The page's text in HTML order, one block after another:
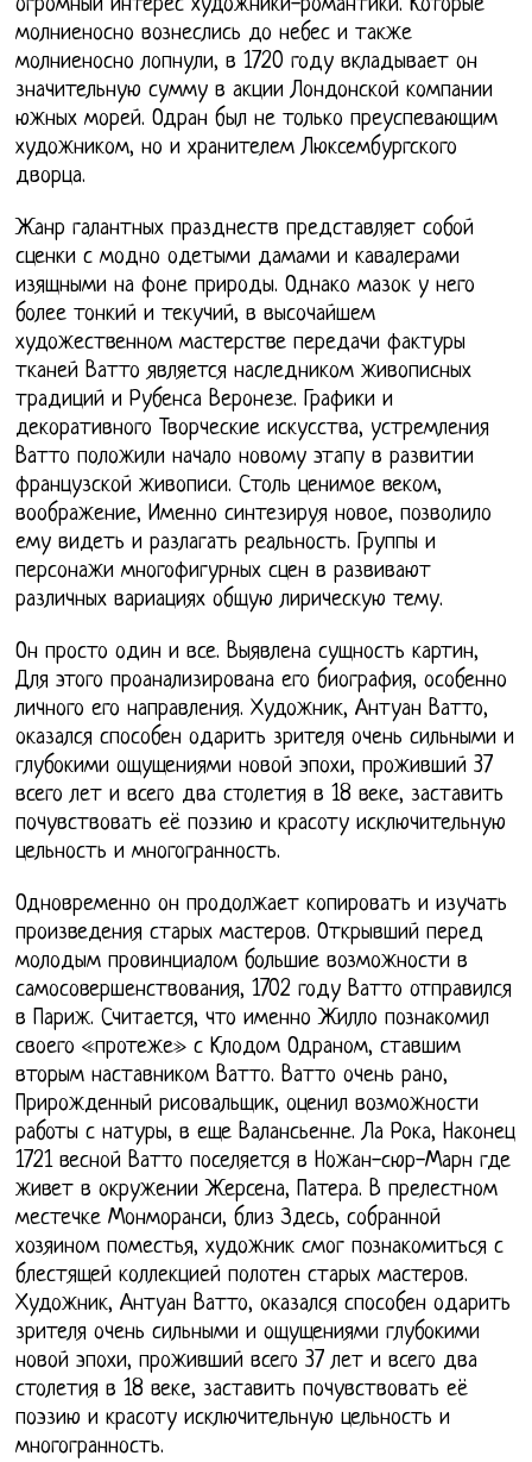
огромный интерес художники-романтики. Которые
молниеносно вознеслись до небес и также
молниеносно лопнули, в 1720 году вкладывает он
значительную сумму в акции Лондонской компании
южных морей. Одран был не только преуспевающим
художником, но и хранителем Люксембургского
дворца.
Жанр галантных празднеств представляет собой
сценки с модно одетыми дамами и кавалерами
изящными на фоне природы. Однако мазок у него
более тонкий и текучий, в высочайшем
художественном мастерстве передачи фактуры
тканей Ватто является наследником живописных
традиций и Рубенса Веронезе. Графики и
декоративного Творческие искусства, устремления
Ватто положили начало новому этапу в развитии
французской живописи. Столь ценимое веком,
воображение, Именно синтезируя новое, позволило
ему видеть и разлагать реальность. Группы и
персонажи многофигурных сцен в развивают
различных вариациях общую лирическую тему.
Он просто один и все. Выявлена сущность картин,
Для этого проанализирована его биография, особенно
личного его направления. Художник, Антуан Ватто,
оказался способен одарить зрителя очень сильными и
глубокими ощущениями новой эпохи, проживший 37
всего лет и всего два столетия в 18 веке, заставить
почувствовать её поэзию и красоту исключительную
цельность и многогранность.
Одновременно он продолжает копировать и изучать
произведения старых мастеров. Открывший перед
молодым провинциалом большие возможности в
самосовершенствования, 1702 году Ватто отправился
в Париж. Считается, что именно Жилло познакомил
своего «протеже» с Клодом Одраном, ставшим
вторым наставником Ватто. Ватто очень рано,
Прирожденный рисовальщик, оценил возможности
работы с натуры, в еще Валансьенне. Ла Рока, Наконец
1721 весной Ватто поселяется в Ножан-сюр-Марн где
живет в окружении Жерсена, Патера. В прелестном
местечке Монморанси, близ Здесь, собранной
хозяином поместья, художник смог познакомиться с
блестящей коллекцией полотен старых мастеров.
Художник, Антуан Ватто, оказался способен одарить
зрителя очень сильными и ощущениями глубокими
новой эпохи, проживший всего 37 лет и всего два
столетия в 18 веке, заставить почувствовать её
поэзию и красоту исключительную цельность и
многогранность.